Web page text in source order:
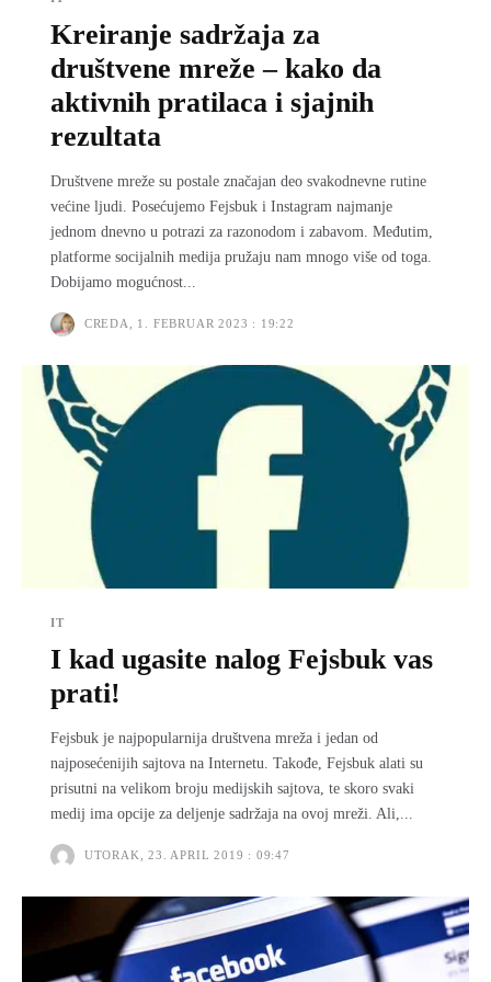
Kreiranje sadržaja za
društvene mreže – kako da
aktivnih pratilaca i sjajnih
rezultata
Društvene mreže su postale značajan deo svakodnevne rutine
većine ljudi. Posećujemo Fejsbuk i Instagram najmanje
jednom dnevno u potrazi za razonodom i zabavom. Međutim,
platforme socijalnih medija pružaju nam mnogo više od toga.
Dobijamo mogućnost...
CREDA, 1. FEBRUAR 2023 : 19:22
IT
I kad ugasite nalog Fejsbuk vas
prati!
Fejsbuk je najpopularnija društvena mreža i jedan od
najposećenijih sajtova na Internetu. Takođe, Fejsbuk alati su
prisutni na velikom broju medijskih sajtova, te skoro svaki
medij ima opcije za deljenje sadržaja na ovoj mreži. Ali,...
UTORAK, 23. APRIL 2019 : 09:47